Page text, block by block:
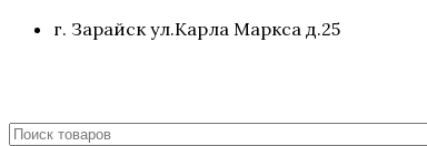
г. Зарайск ул.Карла Маркса д.25